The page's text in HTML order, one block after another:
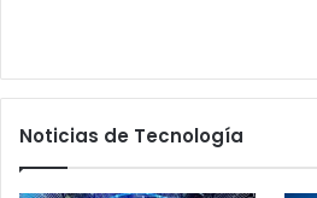
Noticias de Tecnología